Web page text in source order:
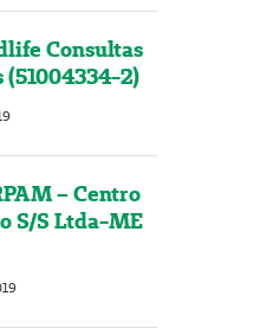
Consultas
(51004334-2)
– Centro
S/S Ltda-ME